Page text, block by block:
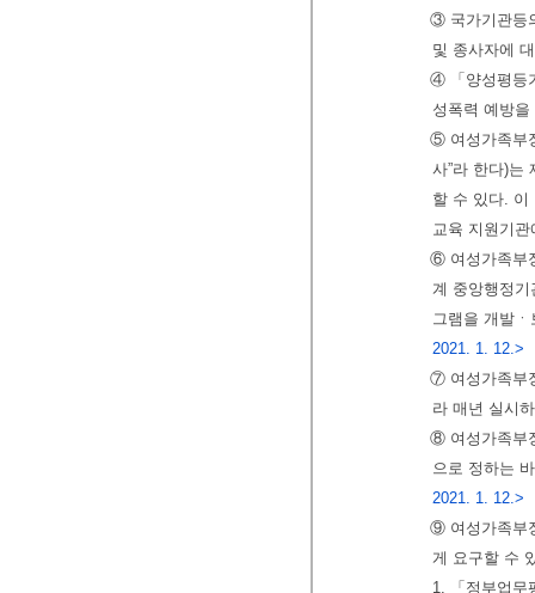
③ 국가기관등
및 종사자에
④ 「양성평등
성폭력 예방
⑤ 여성가족부
사”라 한다)는
할 수 있다. 이
교육 지원기
⑥ 여성가족부
계 중앙행정
그램을 개발
2021. 1. 12.>
⑦ 여성가족부
라 매년 실시
⑧ 여성가족부
으로 정하는
2021. 1. 12.>
⑨ 여성가족부
게 요구할 수
1. 「정부업무